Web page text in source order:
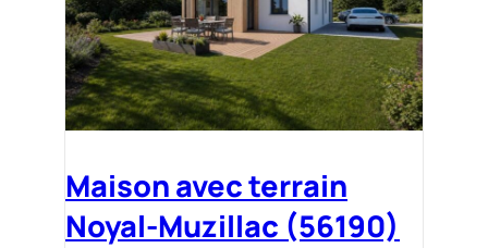
Maison avec terrain
Noyal-Muzillac (56190)